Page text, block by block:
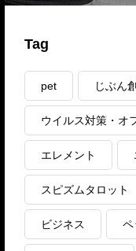
Tag
pet じぶん
ウイルス対策・オ
エレメント
スピズムタロット
ビジネス ペ